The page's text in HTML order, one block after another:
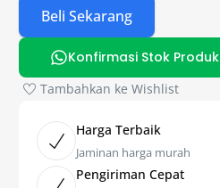
Beli Sekarang
Konfirmasi Stok Produk
Tambahkan ke Wishlist
Harga Terbaik
Jaminan harga murah
Pengiriman Cepat